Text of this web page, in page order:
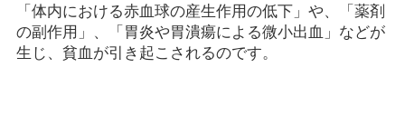
「体内における赤血球の産生作用の低下」や、「薬剤
の副作用」、「胃炎や胃潰瘍による微小出血」などが
生じ、貧血が引き起こされるのです。